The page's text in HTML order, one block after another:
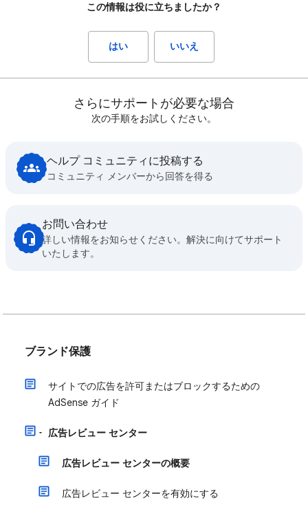
この情報は役に立ちましたか？
はい いいえ
さらにサポートが必要な場合
次の手順をお試しください。
ヘルプ コミュニティに投稿する
コミュニティ メンバーから回答を得る
お問い合わせ
詳しい情報をお知らせください。解決に向けてサポート
いたします。
ブランド保護
サイトでの広告を許可またはブロックするための
AdSense ガイド
広告レビュー センター
広告レビュー センターの概要
広告レビュー センターを有効にする